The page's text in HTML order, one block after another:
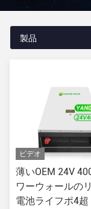
製品
ビデオ
薄いOEM 24V
ワーウォールの
電池ライフポ4超